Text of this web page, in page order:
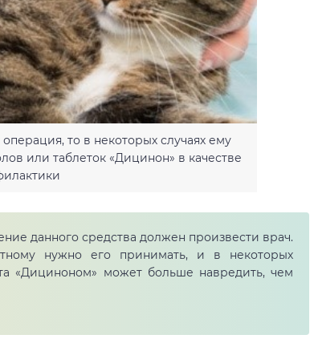
то в некоторых случаях ему
или таблеток «Дицинон» в качестве
данного средства должен произвести врач.
нужно его принимать, и в некоторых
«Дициноном» может больше навредить, чем